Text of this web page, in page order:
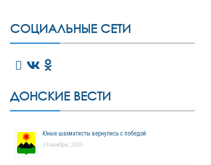
СОЦИАЛЬНЫЕ СЕТИ
ДОНСКИЕ ВЕСТИ
Юные шахматисты вернулись с победой
13 ноября, 2025